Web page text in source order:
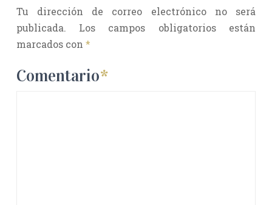
Tu dirección de correo electrónico no será
publicada.
Los campos obligatorios están
marcados con *
Comentario*